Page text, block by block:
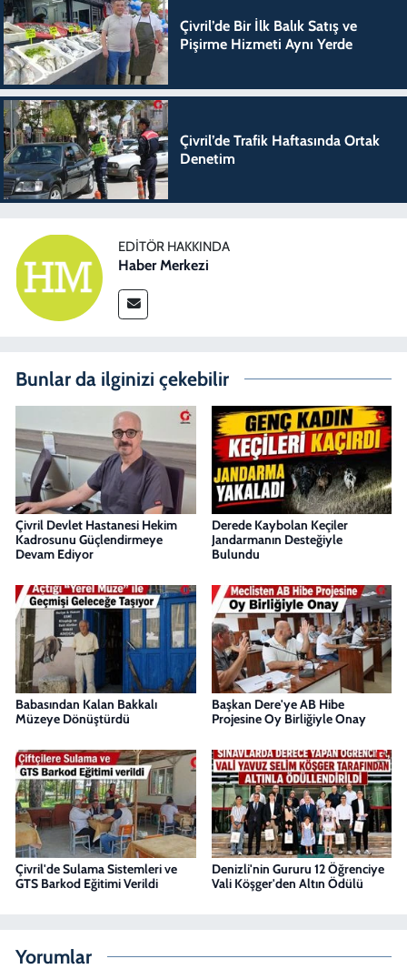
Çivril’de Bir İlk Balık Satış ve
Pişirme Hizmeti Aynı Yerde
Çivril’de Trafik Haftasında Ortak
Denetim
EDITÖR HAKKINDA
Haber Merkezi
Bunlar da ilginizi çekebilir
Çivril Devlet Hastanesi Hekim
Kadrosunu Güçlendirmeye
Devam Ediyor
Derede Kaybolan Keçiler
Jandarmanın Desteğiyle
Bulundu
Babasından Kalan Bakkalı
Müzeye Dönüştürdü
Başkan Dere'ye AB Hibe
Projesine Oy Birliğiyle Onay
Çivril'de Sulama Sistemleri ve
GTS Barkod Eğitimi Verildi
Denizli'nin Gururu 12 Öğrenciye
Vali Köşger'den Altın Ödülü
Yorumlar